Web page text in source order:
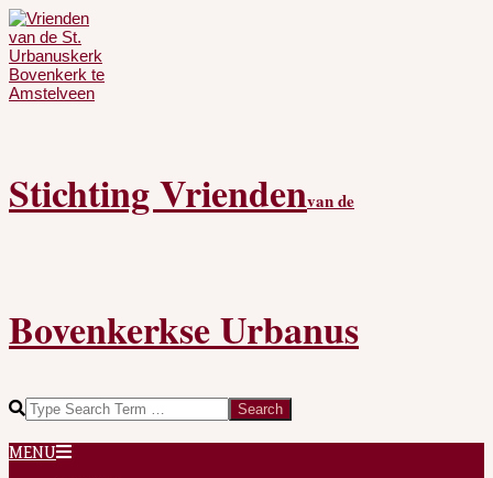
Skip
to
content
Stichting Vriendenvan de
Bovenkerkse Urbanus
Search
Secondary
MENU